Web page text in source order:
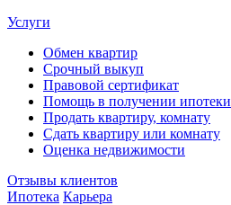
Услуги
Обмен квартир
Срочный выкуп
Правовой сертификат
Помощь в получении ипотеки
Продать квартиру, комнату
Сдать квартиру или комнату
Оценка недвижимости
Отзывы клиентов
Ипотека Карьера